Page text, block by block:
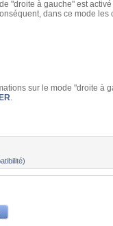
"droite à gauche" est
dans ce mode
sur le mode "droite à
.